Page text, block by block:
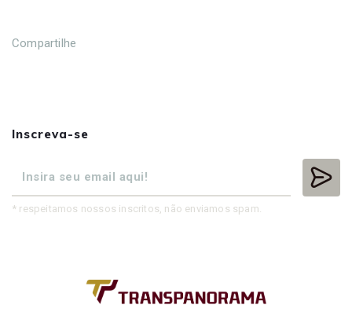
Compartilhe
Inscreva-se
* respeitamos nossos inscritos, não enviamos spam.